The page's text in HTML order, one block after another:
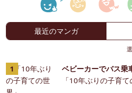
最近のマンガ
ベビーカーでバス乗
「10年ぶりの子育て